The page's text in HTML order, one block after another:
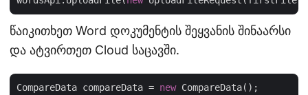
წაიკითხეთ Word დოკუმენტის შეყვანის შინაარსი
და ატვირთეთ Cloud საცავში.
CompareData compareData = new CompareData();